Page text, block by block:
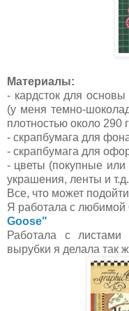
Материалы:
- кардсток для основы
(у меня темно-
плотностью около 290
- скрапбумага для
- скрапбумага для
- цветы (покупные
украшения, ленты и т.д.
Все, что может
Я работала с любимой
Goose"
Работала с
вырубки я делала так